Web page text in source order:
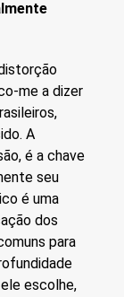
me a dizer
A
é a chave
seu
é uma
dos
para
escolhe,